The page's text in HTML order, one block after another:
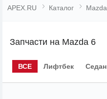
APEX.RU Каталог Mazda
Запчасти на Mazda 6
ВСЕ Лифтбек Седан